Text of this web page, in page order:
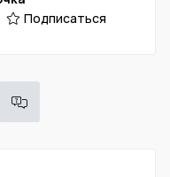
Подписаться